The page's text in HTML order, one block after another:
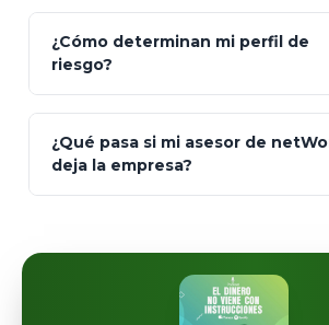
Prudential
Fintual
93
libres de impuestos
¿Cómo determinan mi perfil de
riesgo?
¿Qué pasa si mi asesor de
deja la empresa?
automáticamente